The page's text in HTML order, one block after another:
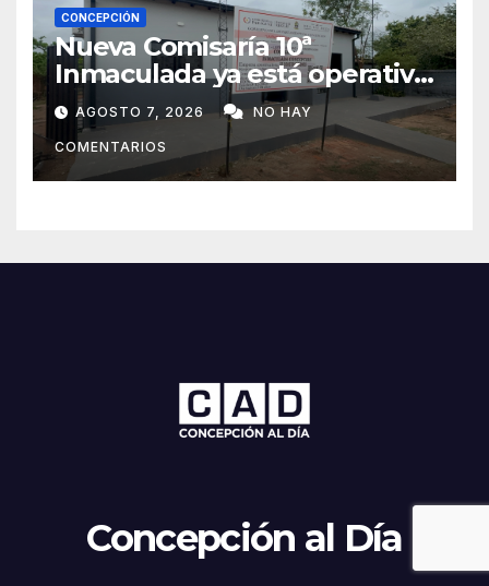
CONCEPCIÓN
Nueva Comisaría 10ª
Inmaculada ya está operativa
tras mudanza de agentes
policiales
AGOSTO 7, 2026 NO HAY
COMENTARIOS
Concepción al Día